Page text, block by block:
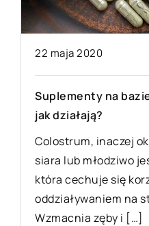
22 maja 2020
Suplementy na
jak działają?
Colostrum, inaczej
siara lub młodziwo
która cechuje się
oddziaływaniem na
Wzmacnia zęby i […]